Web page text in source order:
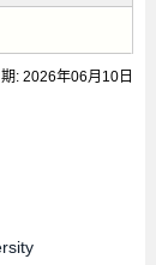
: 2026年06月10日